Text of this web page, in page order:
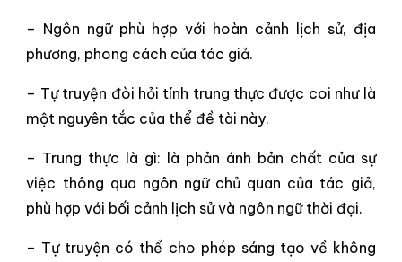
– Ngôn ngữ phù hợp với hoàn cảnh lịch sử, địa
phương, phong cách của tác giả.
– Tự truyện đòi hỏi tính trung thực được coi như là
một nguyên tắc của thể đề tài này.
– Trung thực là gì: là phản ánh bản chất của sự
việc thông qua ngôn ngữ chủ quan của tác giả,
phù hợp với bối cảnh lịch sử và ngôn ngữ thời đại.
– Tự truyện có thể cho phép sáng tạo về không